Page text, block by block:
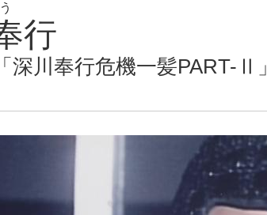
行
深川奉行危機一髪PART-Ⅱ」